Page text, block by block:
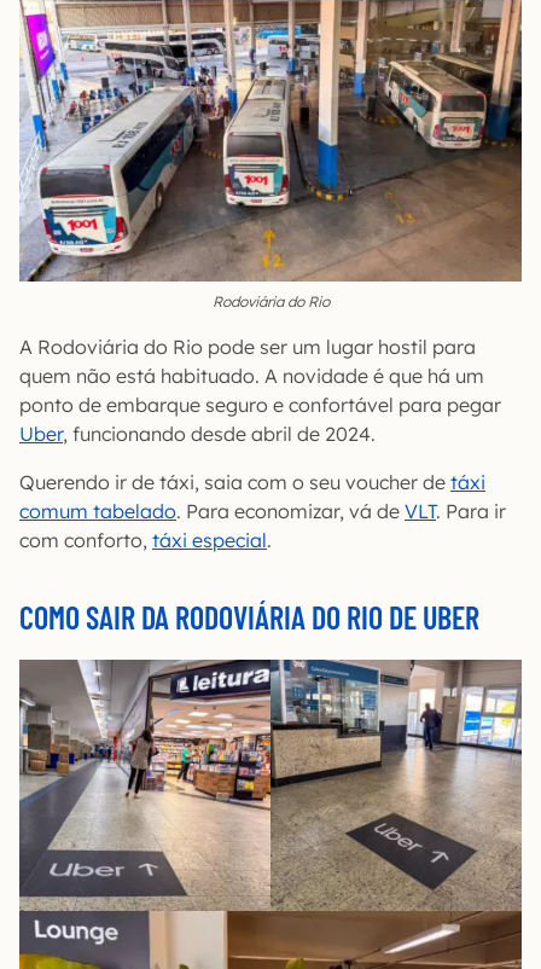
Rodoviária do Rio
A Rodoviária do Rio pode ser um lugar hostil para
quem não está habituado. A novidade é que há um
ponto de embarque seguro e confortável para pegar
Uber, funcionando desde abril de 2024.
Querendo ir de táxi, saia com o seu voucher de táxi
comum tabelado. Para economizar, vá de VLT. Para ir
com conforto, táxi especial.
COMO SAIR DA RODOVIÁRIA DO RIO DE UBER